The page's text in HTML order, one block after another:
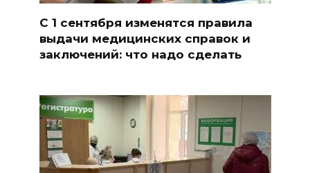
С 1 сентября изменятся правила
выдачи медицинских справок и
заключений: что надо сделать